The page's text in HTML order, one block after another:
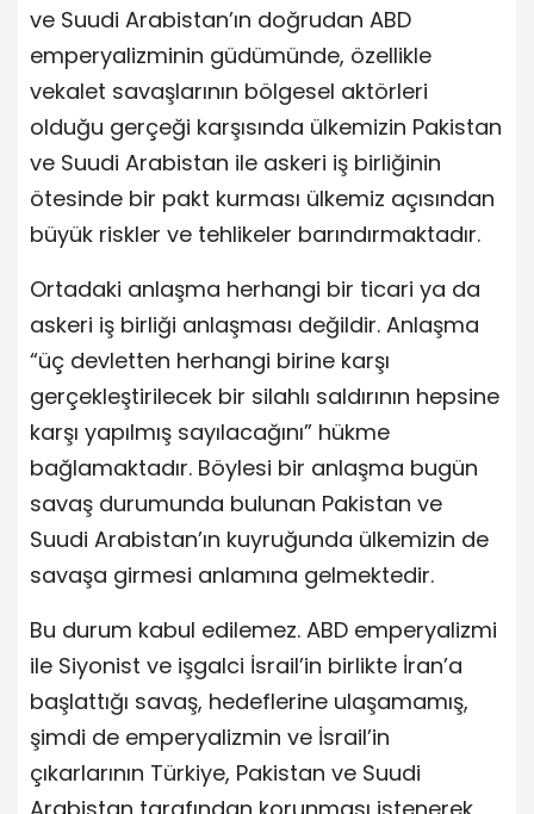
ve Suudi Arabistan’ın doğrudan ABD
emperyalizminin güdümünde, özellikle
vekalet savaşlarının bölgesel aktörleri
olduğu gerçeği karşısında ülkemizin Pakistan
ve Suudi Arabistan ile askeri iş birliğinin
ötesinde bir pakt kurması ülkemiz açısından
büyük riskler ve tehlikeler barındırmaktadır.
Ortadaki anlaşma herhangi bir ticari ya da
askeri iş birliği anlaşması değildir. Anlaşma
“üç devletten herhangi birine karşı
gerçekleştirilecek bir silahlı saldırının hepsine
karşı yapılmış sayılacağını” hükme
bağlamaktadır. Böylesi bir anlaşma bugün
savaş durumunda bulunan Pakistan ve
Suudi Arabistan’ın kuyruğunda ülkemizin de
savaşa girmesi anlamına gelmektedir.
Bu durum kabul edilemez. ABD emperyalizmi
ile Siyonist ve işgalci İsrail’in birlikte İran’a
başlattığı savaş, hedeflerine ulaşamamış,
şimdi de emperyalizmin ve İsrail’in
çıkarlarının Türkiye, Pakistan ve Suudi